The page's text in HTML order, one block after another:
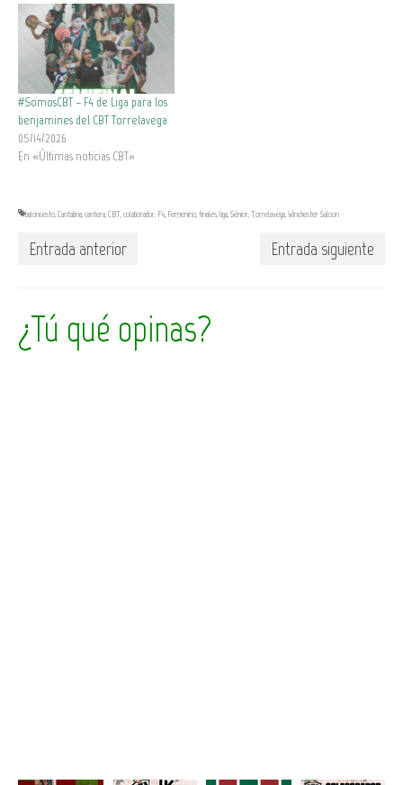
#SomosCBT – F4 de Liga para los
benjamines del CBT Torrelavega
05/14/2026
En «Últimas noticias CBT»
baloncesto,Cantabria,cantera,CBT,colaborador, F4, Femenino,finales,liga,Sénior,Torrelavega,Winchester Saloon
Entrada anterior Entrada siguiente
¿Tú qué opinas?